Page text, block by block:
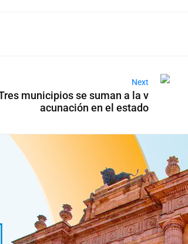
Next
municipios se suman a la v
acunación en el estado